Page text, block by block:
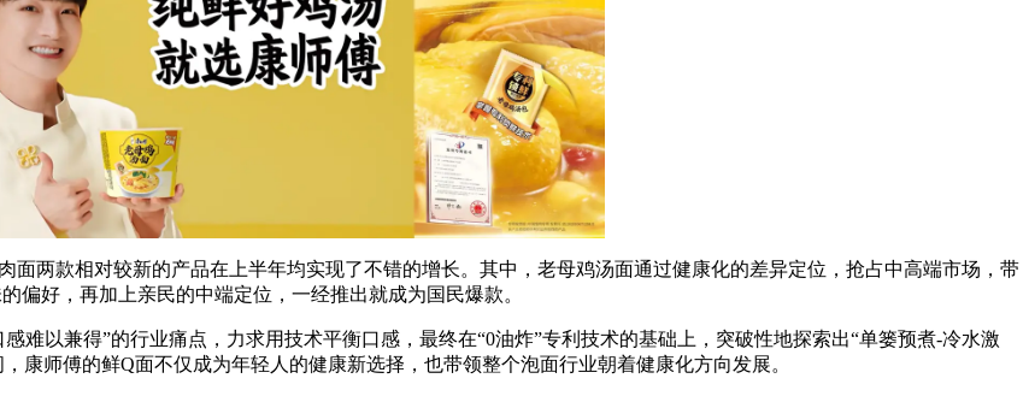
两款相对较新的产品在上半年均实现了不错的增长。其中，老母鸡汤面通过健康化的差异定位，抢占中高端市场，带
偏好，再加上亲民的中端定位，一经推出就成为国民爆款。
以兼得”的行业痛点，力求用技术平衡口感，最终在“0油炸”专利技术的基础上，突破性地探索出“单篓预煮-冷水激
康师傅的鲜Q面不仅成为年轻人的健康新选择，也带领整个泡面行业朝着健康化方向发展。